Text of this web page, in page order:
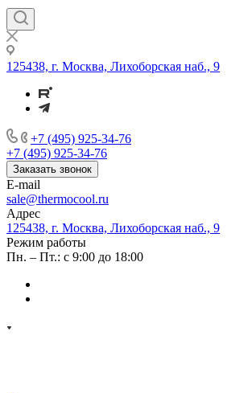
125438, г. Москва, Лихоборская наб., 9
+7 (495) 925-34-76
+7 (495) 925-34-76
Заказать звонок
E-mail
sale@thermocool.ru
Адрес
125438, г. Москва, Лихоборская наб., 9
Режим работы
Пн. – Пт.: с 9:00 до 18:00